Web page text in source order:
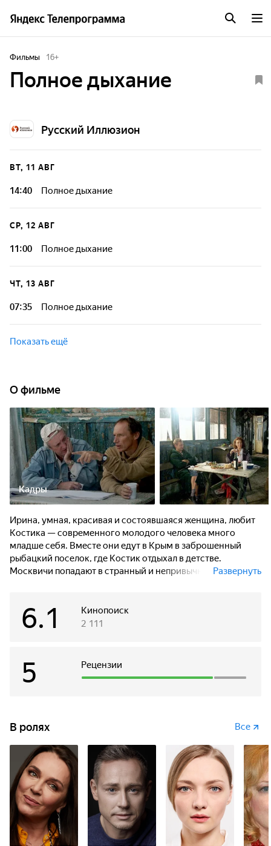
Фильмы 16+
Полное дыхание
Русский Иллюзион
ВТ, 11 АВГ
14:40 Полное дыхание
СР, 12 АВГ
11:00 Полное дыхание
ЧТ, 13 АВГ
07:35 Полное дыхание
Показать ещё
О фильме
Кадры
Ирина, умная, красивая и состоявшаяся женщина, любит
Костика — современного молодого человека много
младше себя. Вместе они едут в Крым в заброшенный
рыбацкий поселок, где Костик отдыхал в детстве.
Москвичи попадают в странный и непривычный для них
страстью Костика и Кати, местной красавицы-рыбачки...
Развернуть
Кинопоиск
6.1 2 111
Рецензии
5
В ролях Все